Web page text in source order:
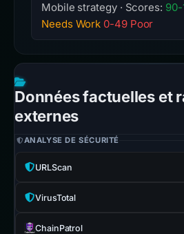
Mobile strategy · Scores: 90-
Needs Work 0-49 Poor
Données factuelles et
externes
ANALYSE DE SÉCURITÉ
URLScan
VirusTotal
ChainPatrol